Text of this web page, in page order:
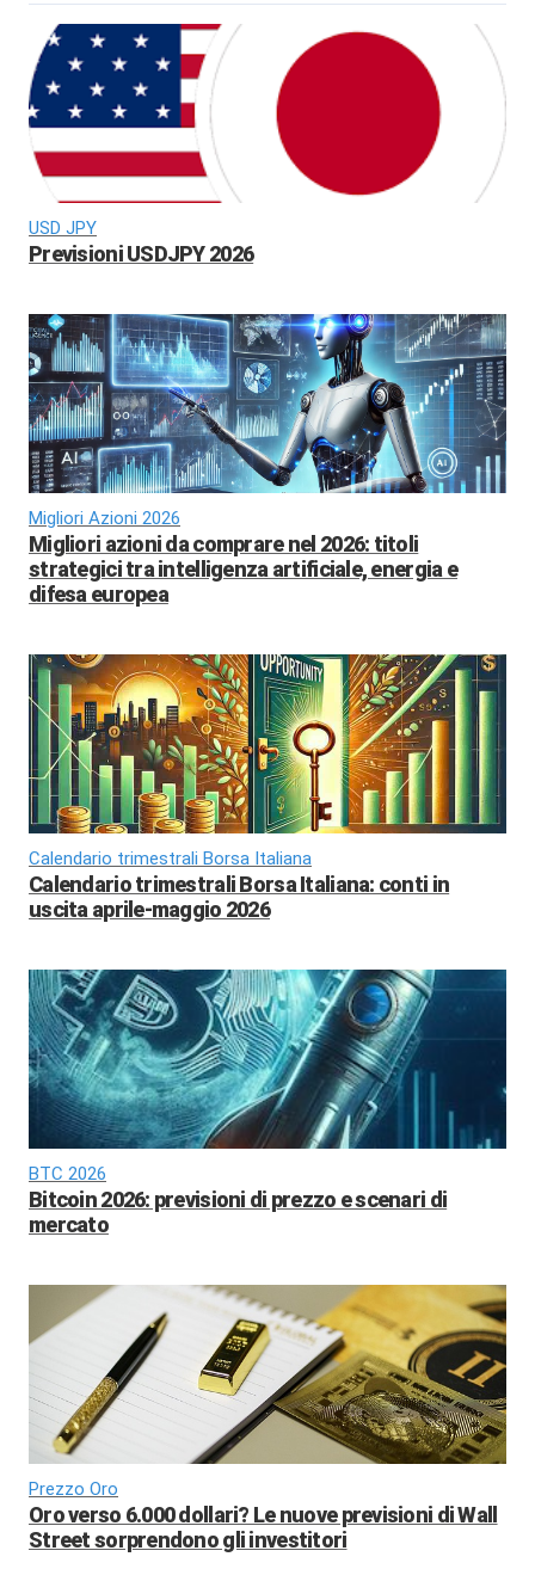
USD JPY
Previsioni USDJPY 2026
Migliori Azioni 2026
Migliori azioni da comprare nel 2026: titoli
strategici tra intelligenza artificiale, energia e
difesa europea
Calendario trimestrali Borsa Italiana
Calendario trimestrali Borsa Italiana: conti in
uscita aprile-maggio 2026
BTC 2026
Bitcoin 2026: previsioni di prezzo e scenari di
mercato
Prezzo Oro
Oro verso 6.000 dollari? Le nuove previsioni di Wall
Street sorprendono gli investitori